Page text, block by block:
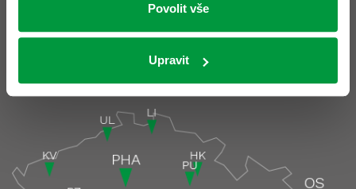
Povolit vše
Upravit
Pobočky Pobočky podrobně >